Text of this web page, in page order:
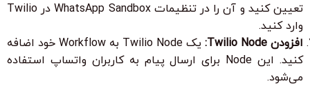
تعیین کنید و آن را در تنظیمات WhatsApp Sandbox در Twilio
وارد کنید.
افزودن Twilio Node:
یک Twilio Node به Workflow خود اضافه
کنید. این Node برای ارسال پیام به کاربران واتساپ استفاده
می‌شود.